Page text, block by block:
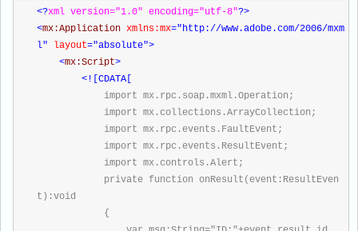
<?xml version="1.0" encoding="utf-8"?>
<mx:Application xmlns:mx="http://www.adobe.com/2006/mxm
l" layout="absolute">
<mx:Script>
<![CDATA[
            import mx.rpc.soap.mxml.Operation;
            import mx.collections.ArrayCollection;
            import mx.rpc.events.FaultEvent;
            import mx.rpc.events.ResultEvent;
            import mx.controls.Alert;
t):void
            {